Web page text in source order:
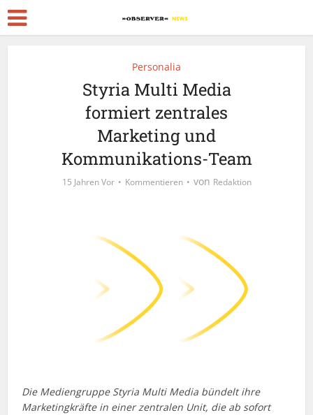
Personalia
Styria Multi Media
formiert zentrales
Marketing und
Kommunikations-Team
15 Jahren Vor Kommentieren von Redaktion
Die Mediengruppe Styria Multi Media bündelt ihre
Marketingkräfte in einer zentralen Unit, die ab sofort